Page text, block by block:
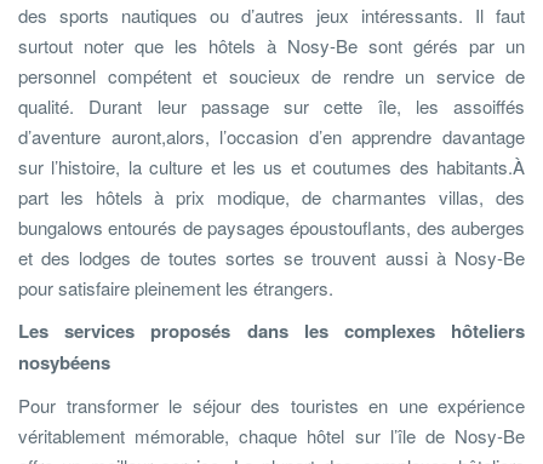
des sports nautiques ou d’autres jeux intéressants. Il faut
surtout noter que les hôtels à Nosy-Be sont gérés par un
personnel compétent et soucieux de rendre un service de
qualité. Durant leur passage sur cette île, les assoiffés
d’aventure auront,alors, l’occasion d’en apprendre davantage
sur l’histoire, la culture et les us et coutumes des habitants.À
part les hôtels à prix modique, de charmantes villas, des
bungalows entourés de paysages époustouflants, des auberges
et des lodges de toutes sortes se trouvent aussi à Nosy-Be
pour satisfaire pleinement les étrangers.
Les services proposés dans les complexes hôteliers
nosybéens
Pour transformer le séjour des touristes en une expérience
véritablement mémorable, chaque hôtel sur l’île de Nosy-Be